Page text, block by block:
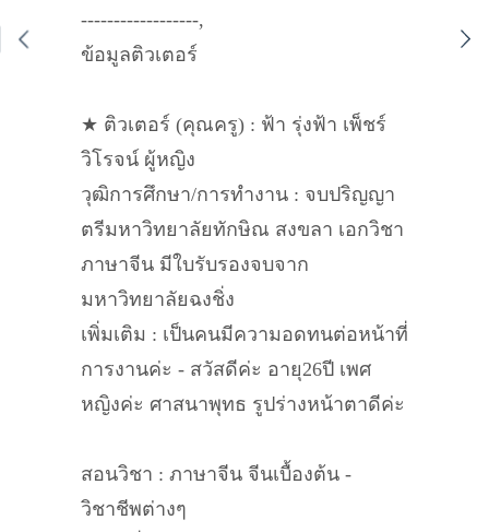
------------------,
ข้อมูลติวเตอร์
★ ติวเตอร์ (คุณครู) : ฟ้า รุ่งฟ้า เพ็ชร์
วิโรจน์ ผู้หญิง
วุฒิการศึกษา/การทำงาน : จบปริญญา
ตรีมหาวิทยาลัยทักษิณ สงขลา เอกวิชา
ภาษาจีน มีใบรับรองจบจาก
มหาวิทยาลัยฉงชิ่ง
เพิ่มเติม : เป็นคนมีความอดทนต่อหน้าที่
การงานค่ะ - สวัสดีค่ะ อายุ26ปี เพศ
หญิงค่ะ ศาสนาพุทธ รูปร่างหน้าตาดีค่ะ
สอนวิชา : ภาษาจีน จีนเบื้องต้น -
วิชาชีพต่างๆ